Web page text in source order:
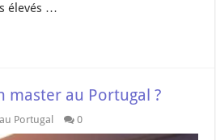
élevés …
master au Portugal ?
Portugal 0